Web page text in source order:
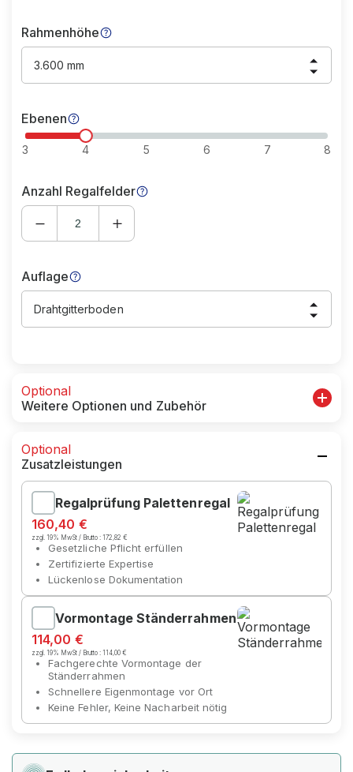
Rahmenhöhe
3.600 mm
Ebenen
3 4 5 6 7 8
Anzahl Regalfelder
Auflage
Drahtgitterboden
Optional
Weitere Optionen und Zubehör
Optional
Zusatzleistungen
Regalprüfung Palettenregal
160,40 €
zzgl. 19% MwSt / Brutto :172,82 €
Gesetzliche Pflicht erfüllen
Zertifizierte Expertise
Lückenlose Dokumentation
Vormontage Ständerrahmen
114,00 €
zzgl. 19% MwSt / Brutto :114,00 €
Fachgerechte Vormontage der
Ständerrahmen
Schnellere Eigenmontage vor Ort
Keine Fehler, Keine Nacharbeit nötig